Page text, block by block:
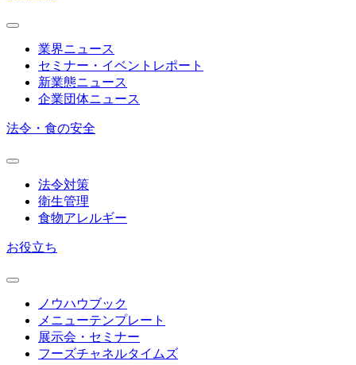
業界ニュース
セミナー・イベントレポート
新業態ニュース
企業団体ニュース
法令・食の安全
法令対策
衛生管理
食物アレルギー
お役立ち
ノウハウブック
メニューテンプレート
展示会・セミナー
フーズチャネルタイムズ